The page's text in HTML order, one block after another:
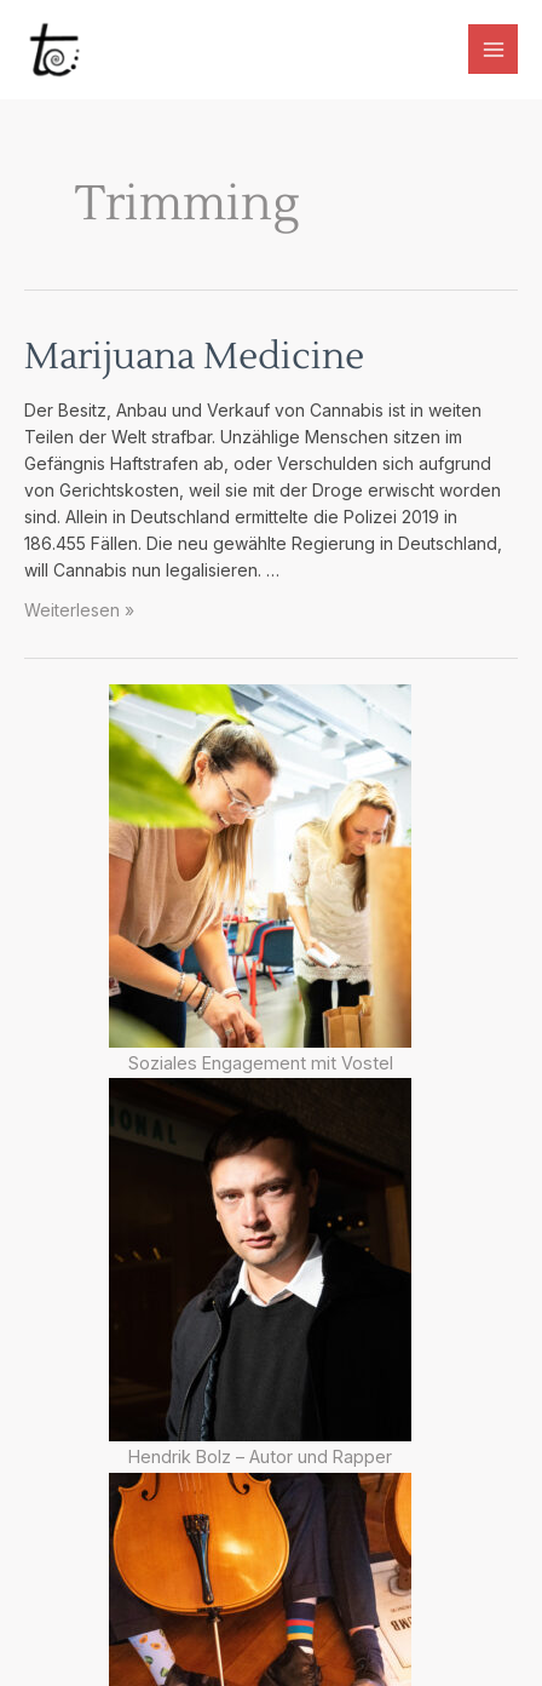
Inhalt
springen
Main
Soziales Engagement mit Vostel
Hendrik Bolz – Autor und Rapper
Trimming
Marijuana Medicine
Der Besitz, Anbau und Verkauf von Cannabis ist in weiten
Teilen der Welt strafbar. Unzählige Menschen sitzen im
Gefängnis Haftstrafen ab, oder Verschulden sich aufgrund
von Gerichtskosten, weil sie mit der Droge erwischt worden
sind. Allein in Deutschland ermittelte die Polizei 2019 in
186.455 Fällen. Die neu gewählte Regierung in Deutschland,
will Cannabis nun legalisieren. …
Marijuana
Weiterlesen »